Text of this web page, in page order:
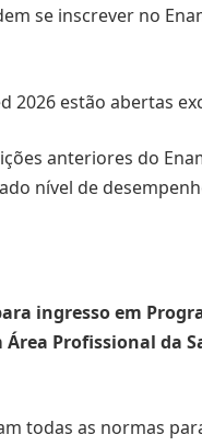
se inscrever no
2026 estão abertas
anteriores do
nível de
ingresso em
Profissional da
todas as normas